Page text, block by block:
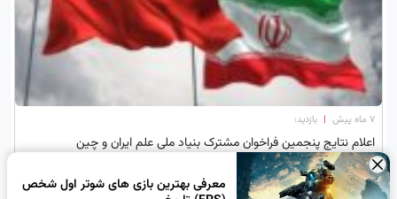
۷ ماه پیش | بازدید:
اعلام نتایج پنجمین فراخوان مشترک بنیاد ملی علم ایران و چین
×
معرفی بهترین بازی های شوتر اول شخص